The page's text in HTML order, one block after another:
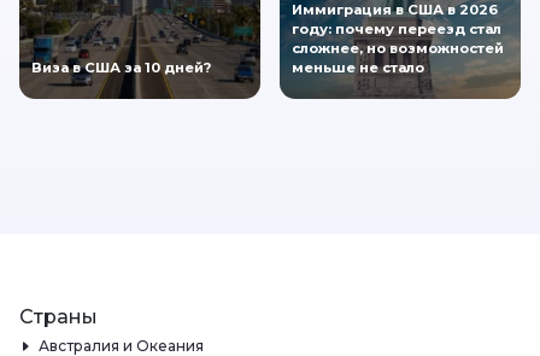
Виза в США за 10 дней?
Иммиграция в США в 2026
году: почему переезд стал
сложнее, но возможностей
меньше не стало
Страны
Австралия и Океания